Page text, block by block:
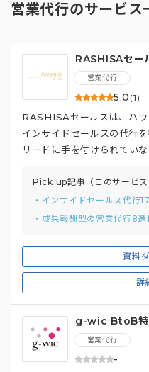
営業代行のサービス
RASHISAセー
営業代行
5.0 (1)
資料
詳
RASHISAセールスは、ハ
インサイドセールスの代行
リードに手を付けられてい
Pick up記事（このサービス
g-wic BtoB特
営業代行
-